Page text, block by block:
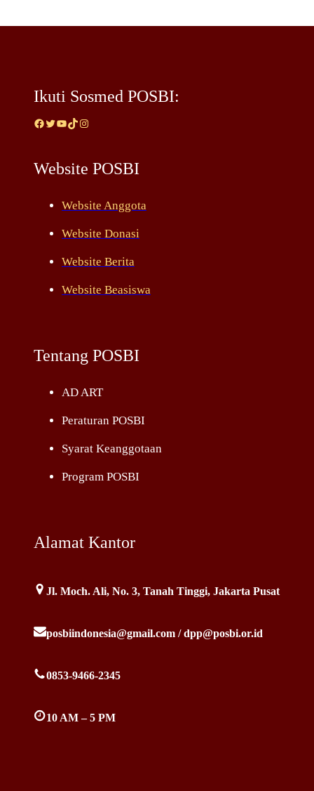
Ikuti Sosmed POSBI:
Facebook Twitter YouTube TikTok Instagram
Website POSBI
Website Anggota
Website Donasi
Website Berita
Website Beasiswa
Tentang POSBI
AD ART
Peraturan POSBI
Syarat Keanggotaan
Program POSBI
Alamat Kantor
Jl. Moch. Ali, No. 3, Tanah Tinggi, Jakarta Pusat
posbiindonesia@gmail.com / dpp@posbi.or.id
0853-9466-2345
10 AM – 5 PM